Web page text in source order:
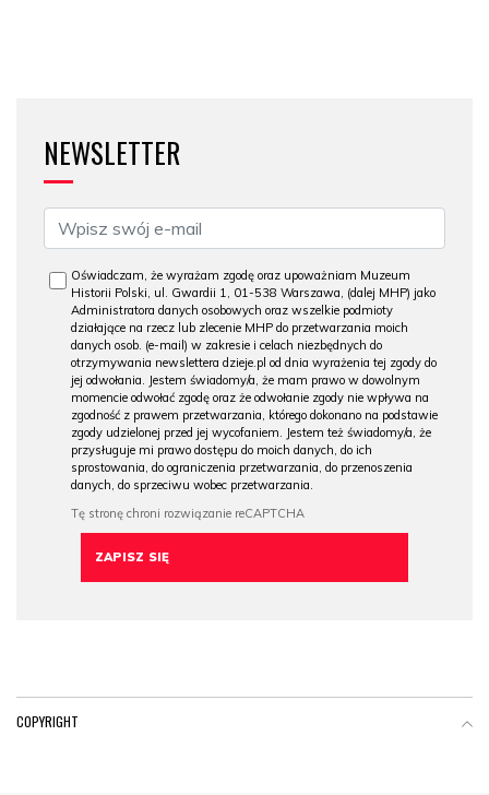
NEWSLETTER
Oświadczam, że wyrażam zgodę oraz upoważniam Muzeum
Historii Polski, ul. Gwardii 1, 01-538 Warszawa, (dalej MHP) jako
Administratora danych osobowych oraz wszelkie podmioty
działające na rzecz lub zlecenie MHP do przetwarzania moich
danych osob. (e-mail) w zakresie i celach niezbędnych do
otrzymywania newslettera dzieje.pl od dnia wyrażenia tej zgody do
jej odwołania. Jestem świadomy/a, że mam prawo w dowolnym
momencie odwołać zgodę oraz że odwołanie zgody nie wpływa na
zgodność z prawem przetwarzania, którego dokonano na podstawie
zgody udzielonej przed jej wycofaniem. Jestem też świadomy/a, że
przysługuje mi prawo dostępu do moich danych, do ich
sprostowania, do ograniczenia przetwarzania, do przenoszenia
danych, do sprzeciwu wobec przetwarzania.
COPYRIGHT